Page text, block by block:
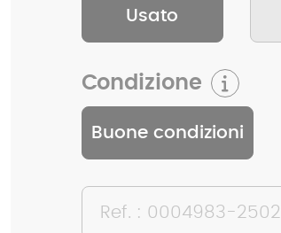
Usato
Condizione
Buone condizioni
Ref. : 0004983-2502